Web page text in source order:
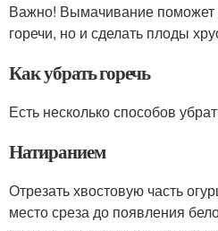
Важно! Вымачивание поможет
горечи, но и сделать плоды
Как убрать горечь
Есть несколько способов
Натиранием
Отрезать хвостовую часть
место среза до появления